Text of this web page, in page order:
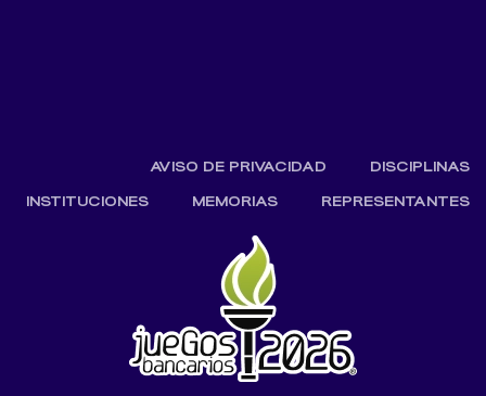
AVISO DE PRIVACIDAD
DISCIPLINAS
INSTITUCIONES
MEMORIAS REPRESENTANTES